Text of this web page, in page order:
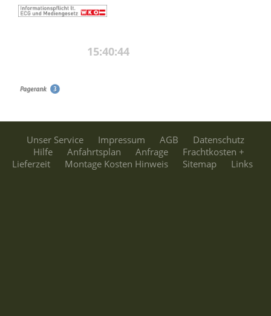
Unser Service Impressum AGB
Datenschutz
Hilfe
Anfahrtsplan Anfrage
Frachtkosten +
Lieferzeit
Montage Kosten Hinweis Sitemap Links